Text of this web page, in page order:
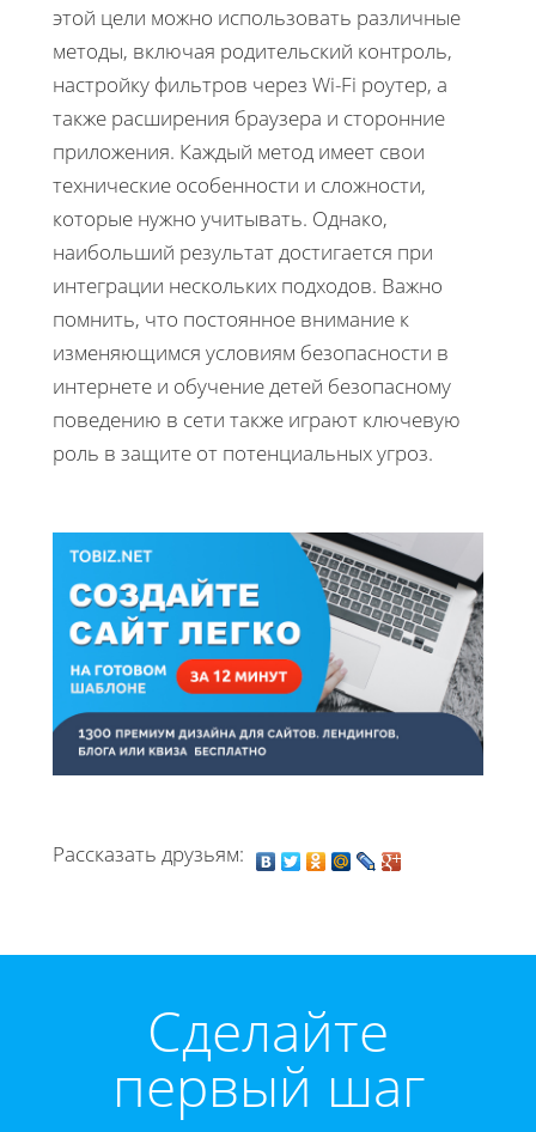
этой цели можно использовать различные
методы, включая родительский контроль,
настройку фильтров через Wi-Fi роутер, а
также расширения браузера и сторонние
приложения. Каждый метод имеет свои
технические особенности и сложности,
которые нужно учитывать. Однако,
наибольший результат достигается при
интеграции нескольких подходов. Важно
помнить, что постоянное внимание к
изменяющимся условиям безопасности в
интернете и обучение детей безопасному
поведению в сети также играют ключевую
роль в защите от потенциальных угроз.
Рассказать друзьям:
Cделайте
первый шаг